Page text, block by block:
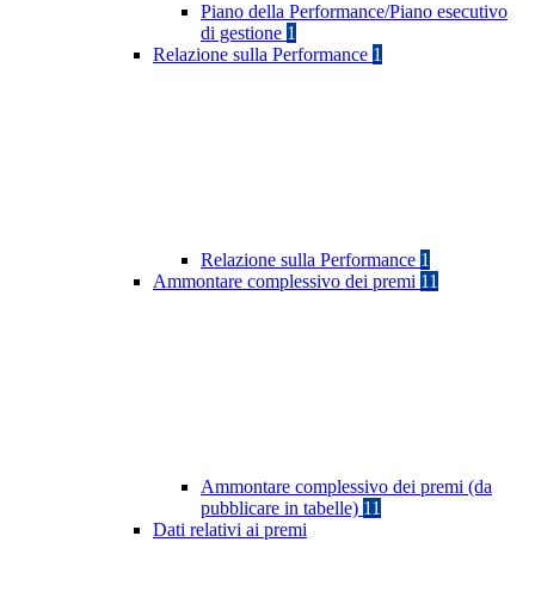
Piano della Performance/Piano esecutivo
di gestione 1
Relazione sulla Performance 1
Relazione sulla Performance 1
Ammontare complessivo dei premi 11
Ammontare complessivo dei premi (da
pubblicare in tabelle) 11
Dati relativi ai premi